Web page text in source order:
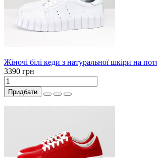
Жіночі білі кеди з натуральної шкіри на
3390 грн
Придбати